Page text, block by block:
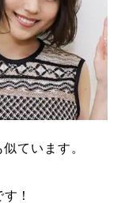
ています。
！